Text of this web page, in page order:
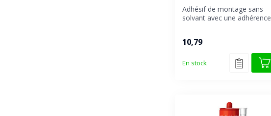
Adhésif de montage sans
solvant avec une adhérence
10,79
En stock